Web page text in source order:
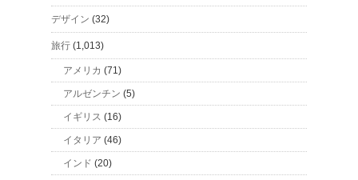
デザイン (32)
旅行 (1,013)
アメリカ (71)
アルゼンチン (5)
イギリス (16)
イタリア (46)
インド (20)